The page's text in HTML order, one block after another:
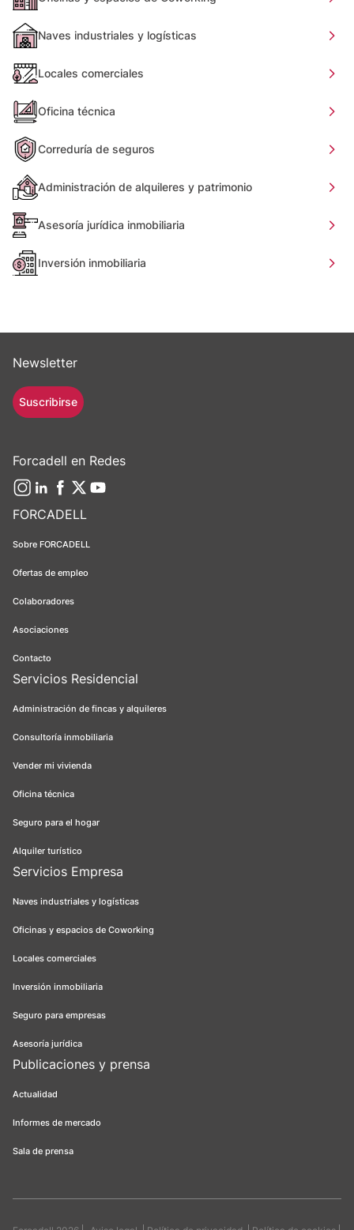
Naves industriales y logísticas
Locales comerciales
Oficina técnica
Correduría de seguros
Administración de alquileres y patrimonio
Asesoría jurídica inmobiliaria
Inversión inmobiliaria
FORCADELL
Sobre FORCADELL
Ofertas de empleo
Colaboradores
Asociaciones
Contacto
Servicios Residencial
Administración de fincas y alquileres
Consultoría inmobiliaria
Vender mi vivienda
Oficina técnica
Seguro para el hogar
Alquiler turístico
Servicios Empresa
Naves industriales y logísticas
Oficinas y espacios de Coworking
Locales comerciales
Inversión inmobiliaria
Seguro para empresas
Asesoría jurídica
Publicaciones y prensa
Actualidad
Informes de mercado
Sala de prensa
Newsletter
Suscribirse
Forcadell en Redes